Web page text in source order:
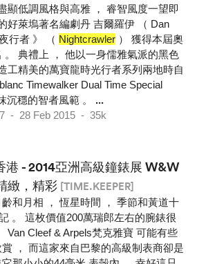
顯低調風格與高雅 ， 睿智風度一望即
好萊塢著名編劇丹 吉爾羅伊 （ Dan
行者 》 （ Nightcrawler ） 獲得本屆奧
。 典禮上 ， 他以一身儒雅氣派的黑色
工精美的萬寶龍時光行者系列兩地時自
Timewalker Dual Time Special
沉穩的智者風範 。 ...
- 28 Feb 2015 - 35k
港 - 2014亞洲高級鐘錶展 W&W
，精彩 [TIME.KEEPER]
齡和月相 ， 恆星時間 ， 季節和黃道十
。 這枚價值200萬瑞郎左右的腕錶很
Van Cleef & Arpels梵克雅寶 可能有些
， 而這家來自巴黎的高級制表商卻是